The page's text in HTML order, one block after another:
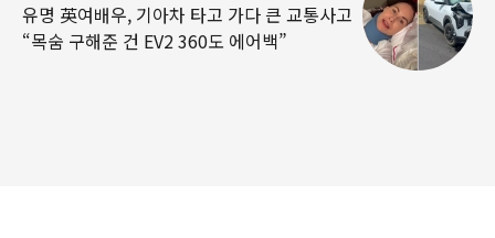
유명 英여배우, 기아차 타고 가다 큰 교통사고
“목숨 구해준 건 EV2 360도 에어백”